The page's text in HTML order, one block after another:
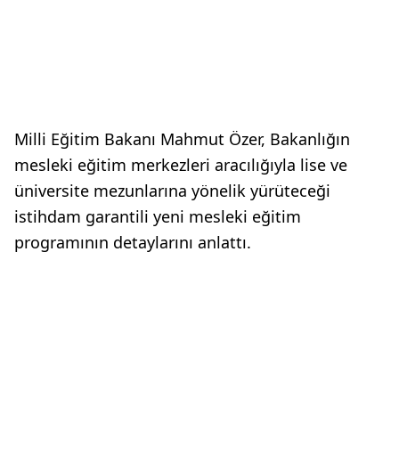
Milli Eğitim Bakanı Mahmut Özer, Bakanlığın
mesleki eğitim merkezleri aracılığıyla lise ve
üniversite mezunlarına yönelik yürüteceği
istihdam garantili yeni mesleki eğitim
programının detaylarını anlattı.